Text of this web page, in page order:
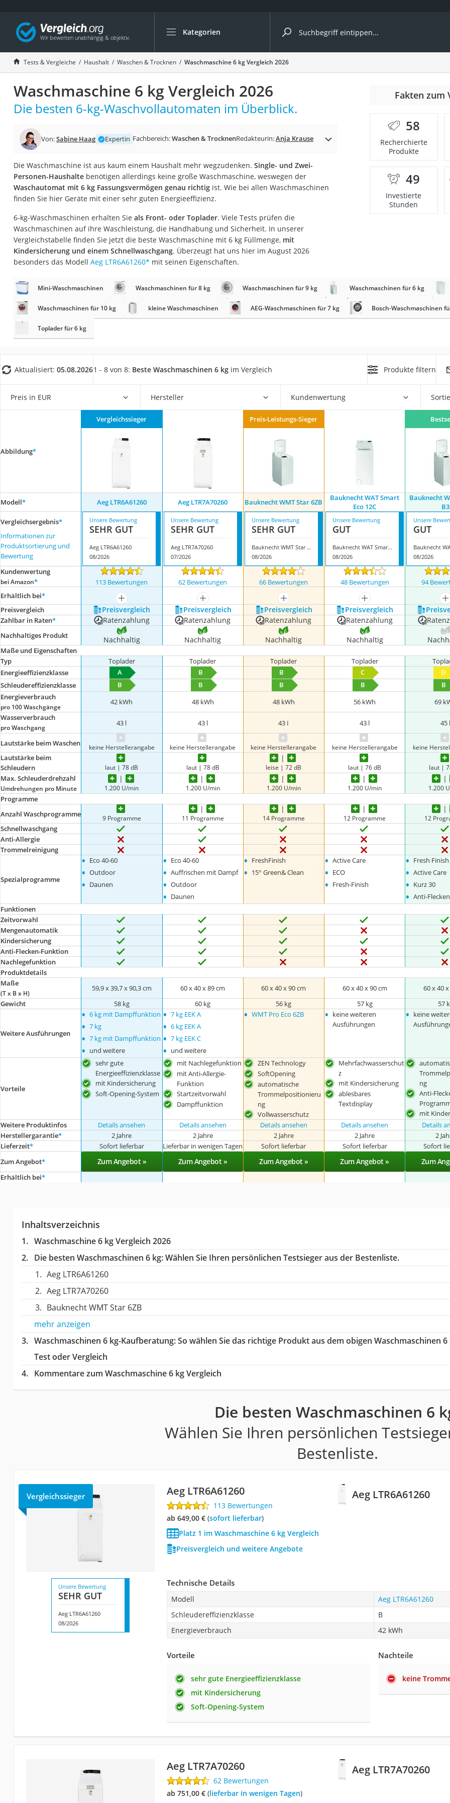
Kategorien
Die beliebtesten Vergleiche nach Kategorie
Haushalt
Wassersprudler
Zentralstaubsauger
Brotbackautomat
Wäschespinne
Spülmaschinentabs
Akku-Staubsauger
Eierkocher
AEG-Waschmaschine
Saug-Wisch-Roboter
Handstaubsauger
Milchaufschäumer
Heißwasserspender
Service
Tests & Vergleiche Haushalt Waschen & Trocknen Waschmaschine 6 kg Vergleich 2026
Waschmaschine 6 kg Vergleich 2026
Die besten 6-kg-Waschvollautomaten im Überblick.
Von:Sabine Haag Expertin Fachbereich:Waschen & TrocknenRedakteurin:Anja Krause
Die Waschmaschine ist aus kaum einem Haushalt mehr wegzudenken. Single- und Zwei-
Personen-Haushaltebenötigen allerdings keine große Waschmaschine, weswegen der
Waschautomat mit 6 kg Fassungsvermögen genau richtigist. Wie bei allen Waschmaschinen
finden Sie hier Geräte mit einer sehr guten Energieeffizienz.
6-kg-Waschmaschinen erhalten Sie als Front- oder Toplader. Viele Tests prüfen die
Waschmaschinen auf ihre Waschleistung, die Handhabung und Sicherheit. In unserer
Vergleichstabelle finden Sie jetzt die beste Waschmaschine mit 6 kg Füllmenge, mit
Kindersicherung und einem Schnellwaschgang. Überzeugt hat uns hier im August 2026
besonders das Modell Aeg LTR6A61260* mit seinen Eigenschaften.
Fakten zum
58
Recherchierte
Produkte
49
Investierte
Stunden
Mini-Waschmaschinen Waschmaschinen für 8 kg Waschmaschinen für 9 kg Waschmaschinen für 6 kg
Waschmaschinen für 10 kg kleine Waschmaschinen AEG-Waschmaschinen für 7 kg Bosch-Waschmaschinen
Toplader für 6 kg
Aktualisiert: 05.08.20261 - 8 von 8: Beste Waschmaschinen 6 kg im Vergleich Produkte filtern
Preis in EUR Hersteller Kundenwertung
Abbildung*
Vergleichssieger Preis-Leistungs-Sieger
Modell* Aeg LTR6A61260 Aeg LTR7A70260 Bauknecht ‎WMT Star 6ZB
Bauknecht WAT Smart
Eco 12C
Bauknecht
B3
Vergleichsergebnis*
Informationen zur
Produktsortierung und
Bewertung
Unsere Bewertung
SEHR GUT
Aeg LTR6A61260
08/2026
Unsere Bewertung
SEHR GUT
Aeg LTR7A70260
07/2026
Unsere Bewertung
SEHR GUT
Bauknecht ‎WMT Star 6ZB
08/2026
Unsere Bewertung
GUT
Bauknecht WAT Smart Eco 12C
08/2026
Unsere
GUT
08/2026
Kundenwertung
bei Amazon* 113 Bewertungen 62 Bewertungen 66 Bewertungen 48 Bewertungen 94
Erhältlich bei*
mehr anzeigen mehr anzeigen mehr anzeigen mehr anzeigen
Preis­vergleich
Preis­vergleich Preis­vergleich Preis­vergleich Preis­vergleich
Zahlbar in Raten* Ratenzahlung Ratenzahlung Ratenzahlung Ratenzahlung
Nachhaltiges Produkt Nachhaltig Nachhaltig Nachhaltig Nachhaltig
Maße und Eigenschaften
Typ
Toplader Toplader Toplader Toplader
Energieeffizienzklasse
A B B C D
Schleudereffizienzklasse
B B B B B
Energieverbrauch
pro 100 Waschgänge
42 kWh 48 kWh 48 kWh 56 kWh 69
Wasserverbrauch
pro Waschgang
43 l 43 l 43 I 43 l 45 l
Lautstärke beim Waschen keine Herstellerangabe keine Herstellerangabe keine Herstellerangabe keine Herstellerangabe keine
Lautstärke beim
Schleudern
laut | 78 dB laut | 78 dB leise | 72 dB laut | 76 dB laut |
Max. Schleuderdrehzahl
Umdrehungen pro Minute 1.200 U/min 1.200 U/min 1.200 U/min 1.200 U/min 1.200
Programme
Anzahl Waschprogramme
9 Programme 11 Programme 14 Programme 12 Programme 12
Schnellwaschgang
Anti-Allergie
Trommelreinigung
Spezialprogramme
• Eco 40-60
• Outdoor
• Daunen
• Eco 40-60
• Auffrischen mit Dampf
• Outdoor
• Daunen
• FreshFinish
• 15° Green& Clean
• Active Care
• ECO
• Fresh-Finish
• Fresh Finish
• Active Care
• Kurz 30
• Anti-Flecken
Funktionen
Zeitvorwahl
Mengenautomatik
Kindersicherung
Anti-Flecken-Funktion
Nachlegefunktion
Produktdetails
Maße
(T x B x H)
59,9 x 39,7 x 90,3 cm 60 x 40 x 89 cm 60 x 40 x 90 cm 60 x 40 x 90 cm 60 x 40
Gewicht
58 kg 60 kg 56 kg 57 kg 57
Weitere Ausführungen
• 6 kg mit Dampffunktion
• 7 kg
• 7 kg mit Dampffunktion
• und weitere
• 7 kg EEK A
• 6 kg EEK A
• 7 kg EEK C
• und weitere
• WMT Pro Eco 6ZB • keine weiteren
Ausführungen
• keine
Vorteile
sehr gute
Energieeffizienzklasse
mit Kindersicherung
Soft-Opening-System
mit Nachlegefunktion
mit Anti-Allergie-
Funktion
Startzeitvorwahl
Dampffunktion
ZEN Technology
SoftOpening
automatische
Trommelpositionieru
ng
Vollwasserschutz
Mehrfachwasserschut
z
mit Kindersicherung
ablesbares
Textdisplay
ng
Anti-
mit
Weitere Produktinfos Details ansehen Details ansehen Details ansehen Details ansehen Details
Herstellergarantie* 2 Jahre 2 Jahre 2 Jahre 2 Jahre 2
Lieferzeit* Sofort lieferbar Lieferbar in wenigen Tagen Sofort lieferbar Sofort lieferbar Sofort
Zum Angebot* Zum Angebot » Zum Angebot » Zum Angebot » Zum Angebot » Zum
Erhältlich bei*
Inhaltsverzeichnis
Waschmaschine 6 kg Vergleich 2026
Die besten Waschmaschinen 6 kg:Wählen Sie Ihren persönlichen Testsieger aus der Bestenliste.
Aeg LTR6A61260
Aeg LTR7A70260
Bauknecht ‎WMT Star 6ZB
mehr anzeigen
Waschmaschinen 6 kg-Kaufberatung: So wählen Sie das richtige Produkt aus dem obigen Waschmaschinen 6
Test oder Vergleich
Kommentare zum Waschmaschine 6 kg Vergleich
Die besten Waschmaschinen 6
Wählen Sie Ihren persönlichen
Bestenliste.
Aeg LTR6A61260
Vergleichssieger Aeg LTR6A61260
113 Bewertungen
ab 649,00 €( Sofort lieferbar)
Platz 1 im Waschmaschine 6 kg Vergleich
Preisvergleich und weitere Angebote
Unsere Bewertung
SEHR GUT
Aeg LTR6A61260
08/2026
Technische Details
Modell
Aeg LTR6A61260
Schleudereffizienzklasse
B
Energieverbrauch
42 kWh
Vorteile
sehr gute Energieeffizienzklasse
mit Kindersicherung
Soft-Opening-System
Nachteile
keine
Aeg LTR7A70260
Aeg LTR7A70260
62 Bewertungen
ab 751,00 €( Lieferbar in wenigen Tagen)